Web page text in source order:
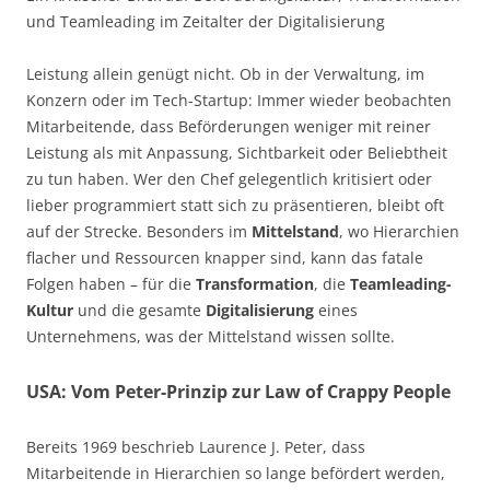
und Teamleading im Zeitalter der Digitalisierung
Leistung allein genügt nicht. Ob in der Verwaltung, im
Konzern oder im Tech-Startup: Immer wieder beobachten
Mitarbeitende, dass Beförderungen weniger mit reiner
Leistung als mit Anpassung, Sichtbarkeit oder Beliebtheit
zu tun haben. Wer den Chef gelegentlich kritisiert oder
lieber programmiert statt sich zu präsentieren, bleibt oft
auf der Strecke. Besonders im Mittelstand, wo Hierarchien
flacher und Ressourcen knapper sind, kann das fatale
Folgen haben – für die Transformation, die Teamleading-
Kultur und die gesamte Digitalisierung eines
Unternehmens, was der Mittelstand wissen sollte.
USA: Vom Peter-Prinzip zur Law of Crappy People
Bereits 1969 beschrieb Laurence J. Peter, dass
Mitarbeitende in Hierarchien so lange befördert werden,